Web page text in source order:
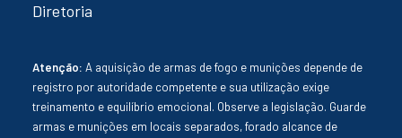
Diretoria
Atenção: A aquisição de armas de fogo e munições depende de
registro por autoridade competente e sua utilização exige
treinamento e equilíbrio emocional. Observe a legislação. Guarde
armas e munições em locais separados, forado alcance de